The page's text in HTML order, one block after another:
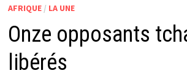
AFRIQUE/ LA UNE
Onze opposants
libérés